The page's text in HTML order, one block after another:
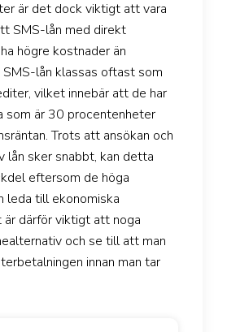
är det dock viktigt att vara
SMS-lån med direkt
högre kostnader än
lån klassas oftast som
vilket innebär att de har
som är 30 procentenheter
Trots att ansökan och
lån sker snabbt, kan detta
eftersom de höga
leda till ekonomiska
är därför viktigt att noga
och se till att man
innan man tar